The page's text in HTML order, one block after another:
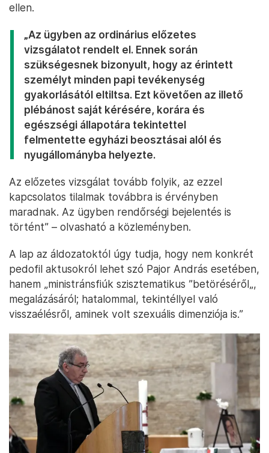
ellen.
„Az ügyben az ordinárius előzetes
vizsgálatot rendelt el. Ennek során
szükségesnek bizonyult, hogy az érintett
személyt minden papi tevékenység
gyakorlásától eltiltsa. Ezt követően az illető
plébánost saját kérésére, korára és
egészségi állapotára tekintettel
felmentette egyházi beosztásai alól és
nyugállományba helyezte.
Az előzetes vizsgálat tovább folyik, az ezzel
kapcsolatos tilalmak továbbra is érvényben
maradnak. Az ügyben rendőrségi bejelentés is
történt” – olvasható a közleményben.
A lap az áldozatoktól úgy tudja, hogy nem konkrét
pedofil aktusokról lehet szó Pajor András esetében,
hanem „ministránsfiúk szisztematikus ”betöréséről„,
megalázásáról; hatalommal, tekintéllyel való
visszaélésről, aminek volt szexuális dimenziója is.”